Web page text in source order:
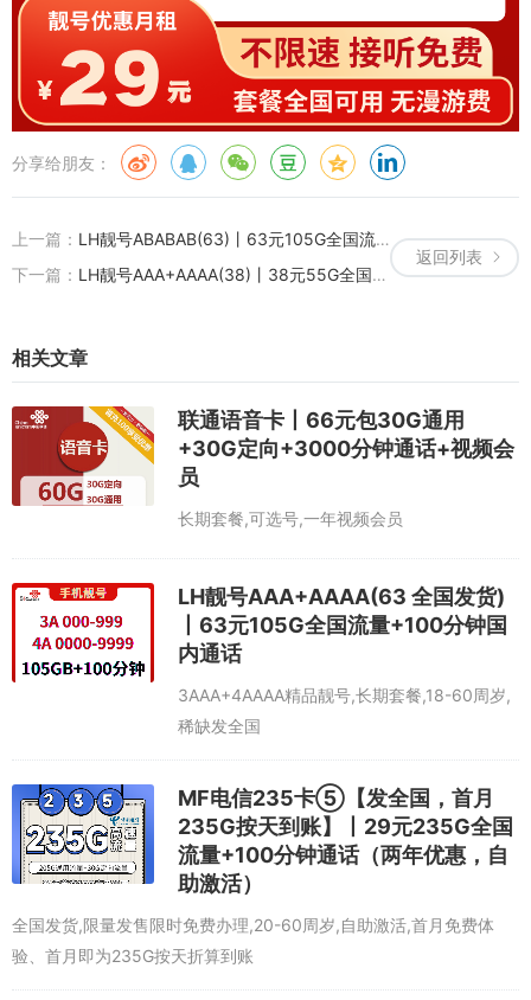
分享给朋友：
返回列表
上一篇： LH靓号ABABAB(63)丨63元105G全国流量+100分钟国内通话
下一篇： LH靓号AAA+AAAA(38)丨38元55G全国流量+100分钟国内通话
相关文章
联通语音卡丨66元包30G通用
+30G定向+3000分钟通话+视频会
员
长期套餐,可选号,一年视频会员
LH靓号AAA+AAAA(63 全国发货)
丨63元105G全国流量+100分钟国
内通话
3AAA+4AAAA精品靓号,长期套餐,18-60周岁,
稀缺发全国
MF电信235卡⑤【发全国，首月
235G按天到账】丨29元235G全国
流量+100分钟通话（两年优惠，自
助激活）
全国发货,限量发售限时免费办理,20-60周岁,自助激活,首月免费体
验、首月即为235G按天折算到账